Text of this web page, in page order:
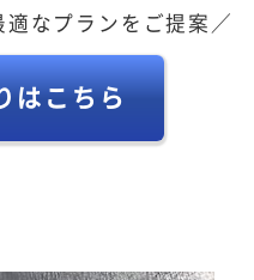
適なプランをご提案／
はこちら